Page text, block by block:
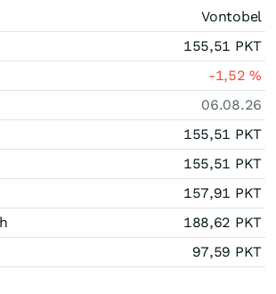
Vontobel
155,51 PKT
-1,52%
06.08.26
155,51 PKT
155,51 PKT
157,91 PKT
188,62 PKT
97,59 PKT